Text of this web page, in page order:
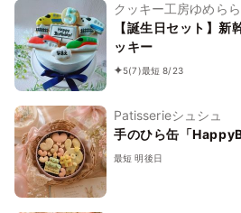
クッキー工房ゆめらら
【誕生日セット】新
ッキー
5(7)最短 8/23
Patisserieシュシュ
手のひら缶「
最短 明後日